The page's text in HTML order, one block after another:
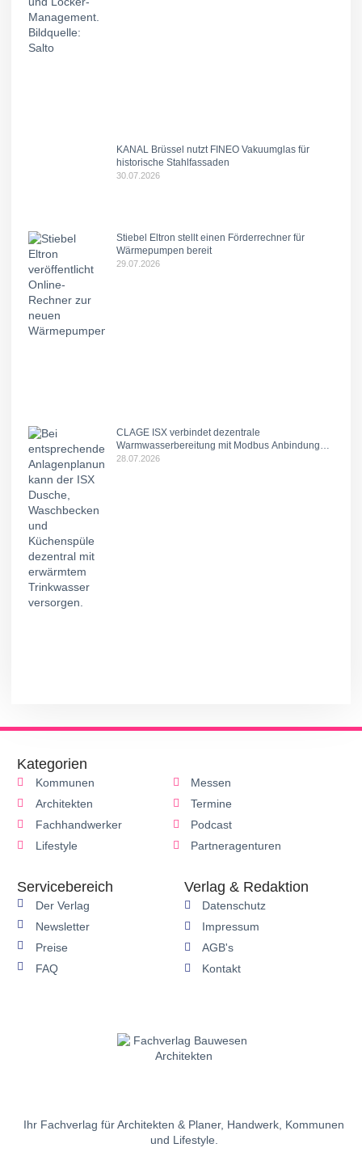
KANAL Brüssel nutzt FINEO Vakuumglas für
historische Stahlfassaden
30.07.2026
Stiebel Eltron stellt einen Förderrechner für
Wärmepumpen bereit
29.07.2026
CLAGE ISX verbindet dezentrale
Warmwasserbereitung mit Modbus Anbindung
und intelligentem Lastmanagement.
28.07.2026
Kategorien
Kommunen
Architekten
Fachhandwerker
Lifestyle
Messen
Termine
Podcast
Partneragenturen
Servicebereich
Der Verlag
Newsletter
Preise
FAQ
Verlag & Redaktion
Datenschutz
Impressum
AGB's
Kontakt
Ihr Fachverlag für Architekten & Planer, Handwerk, Kommunen
und Lifestyle.